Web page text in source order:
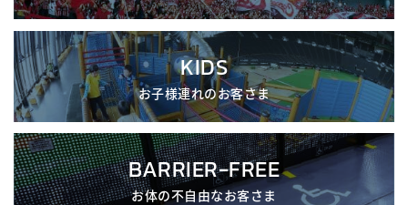
KIDS
お子様連れのお客さま
BARRIER-FREE
お体の不自由なお客さま